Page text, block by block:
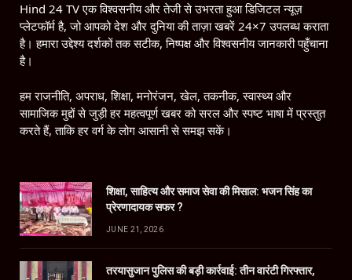
Hind 24 TV एक विश्वसनीय और तेजी से उभरता हुआ डिजिटल न्यूज़
प्लेटफॉर्म है, जो आपको देश और दुनिया की ताज़ा खबरें 24×7 उपलब्ध कराता
है। हमारा उद्देश्य दर्शकों तक सटीक, निष्पक्ष और विश्वसनीय जानकारी पहुँचाना
है।
हम राजनीति, अपराध, शिक्षा, मनोरंजन, खेल, तकनीक, स्वास्थ्य और
सामाजिक मुद्दों से जुड़ी हर महत्वपूर्ण खबर को सरल और स्पष्ट भाषा में प्रस्तुत
करते हैं, ताकि हर वर्ग के लोग आसानी से समझ सकें।
शिक्षा, साहित्य और समाज सेवा की मिसाल: भजन सिंह का
प्रेरणादायक सफर ?
JUNE 21, 2026
तरयासुजान पुलिस की बड़ी कार्रवाई: तीन वारंटी गिरफ्तार,